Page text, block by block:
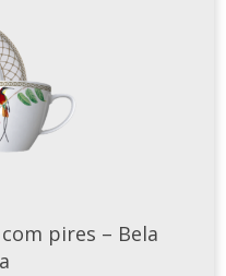
pires – Bela